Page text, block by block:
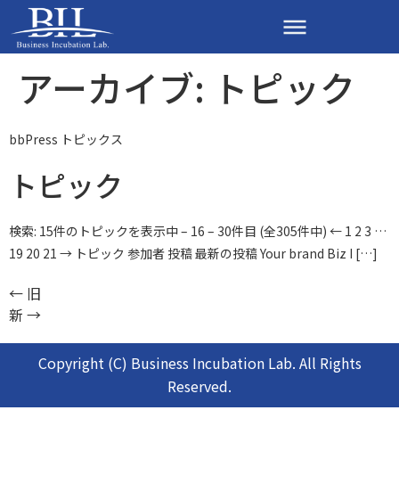
アーカイブ: トピック
bbPress トピックス
トピック
検索: 15件のトピックを表示中 – 16 – 30件目 (全305件中) ← 1 2 3 …
19 20 21 → トピック 参加者 投稿 最新の投稿 Your brand Biz I […]
← 旧
新 →
Copyright (C) Business Incubation Lab. All Rights
Reserved.